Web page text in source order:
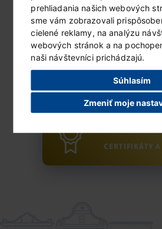
prehliadania našich webových
sme vám zobrazovali
cielené reklamy, na analýzu
webových stránok a na
naši návštevníci prichádzajú.
Súhlasím
Zmeniť moje
VIAC O
Čo
PRODUKTY
CERTIFIKÁTY A